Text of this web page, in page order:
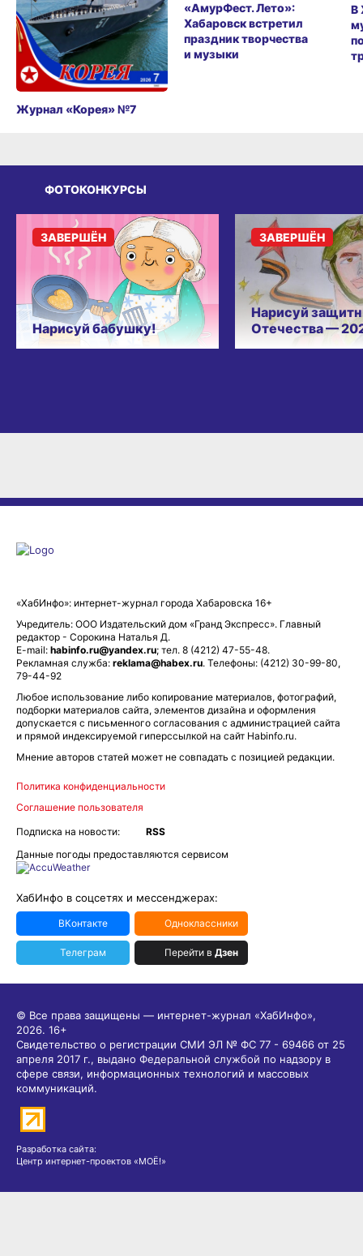
Журнал «Корея» №7
«АмурФест. Лето»:
Хабаровск встретил
праздник творчества
и музыки
В
ФОТОКОНКУРСЫ
Нарисуй бабушку!
ЗАВЕРШЁН
Нарисуй
Отечества —
ЗАВЕРШЁН
«ХабИнфо»: интернет-журнал города Хабаровска 16+
Учредитель: ООО Издательский дом «Гранд Экспресс». Главный
редактор - Сорокина Наталья Д.
E-mail: habinfo.ru@yandex.ru; тел. 8 (4212) 47-55-48.
Рекламная служба: reklama@habex.ru. Телефоны: (4212) 30-99-80,
79-44-92
Любое использование либо копирование материалов, фотографий,
подборки материалов сайта, элементов дизайна и оформления
допускается с письменного согласования с администрацией сайта
и прямой индексируемой гиперссылкой на сайт Habinfo.ru.
Мнение авторов статей может не совпадать с позицией редакции.
Политика конфиденциальности
Соглашение пользователя
Подписка на новости:
RSS
Данные погоды предоставляются сервисом
ХабИнфо в соцсетях и мессенджерах:
ВКонтакте Одноклассники
Телеграм Перейти в Дзен
© Все права защищены — интернет-журнал «ХабИнфо»,
2026. 16+
Свидетельство о регистрации СМИ ЭЛ № ФС 77 - 69466 от 25
апреля 2017 г., выдано Федеральной службой по надзору в
сфере связи, информационных технологий и массовых
коммуникаций.
Разработка сайта:
Центр интернет-проектов «МОЁ!»